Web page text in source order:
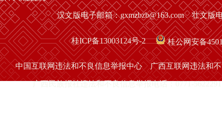
汉文版电子邮箱：gxmzbzb@163.com 壮文版
桂ICP备13003124号-2 桂公网安备
中国互联网违法和不良信息举报中心 广西互联网违法和
广西民族报社违法和不良信息举报电话：0771-